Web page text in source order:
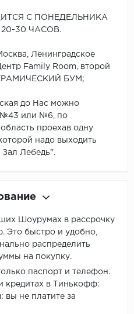
С ПОНЕДЕЛЬНИКА
30 ЧАСОВ.
Ленинградское
Family Room, второй
БУМ;
до Нас можно
№43 или №6, по
проехав одну
надо выходить
Зал Лебедь".
Шоурумах в рассрочку
Это быстро и удобно,
распределить
на покупку.
паспорт и телефон.
кредитах в Тинькофф:
вы не платите за